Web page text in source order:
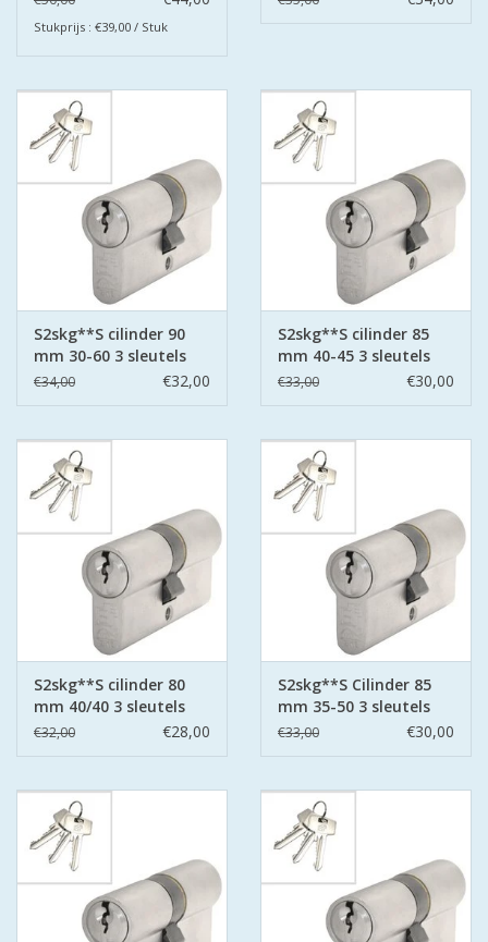
Stukprijs : €39,00 / Stuk
S2skg**S cilinder 90
mm 30-60 3 sleutels
€34,00 €32,00
S2skg**S cilinder 85
mm 40-45 3 sleutels
€33,00 €30,00
S2skg**S cilinder 80
mm 40/40 3 sleutels
€32,00 €28,00
S2skg**S Cilinder 85
mm 35-50 3 sleutels
€33,00 €30,00